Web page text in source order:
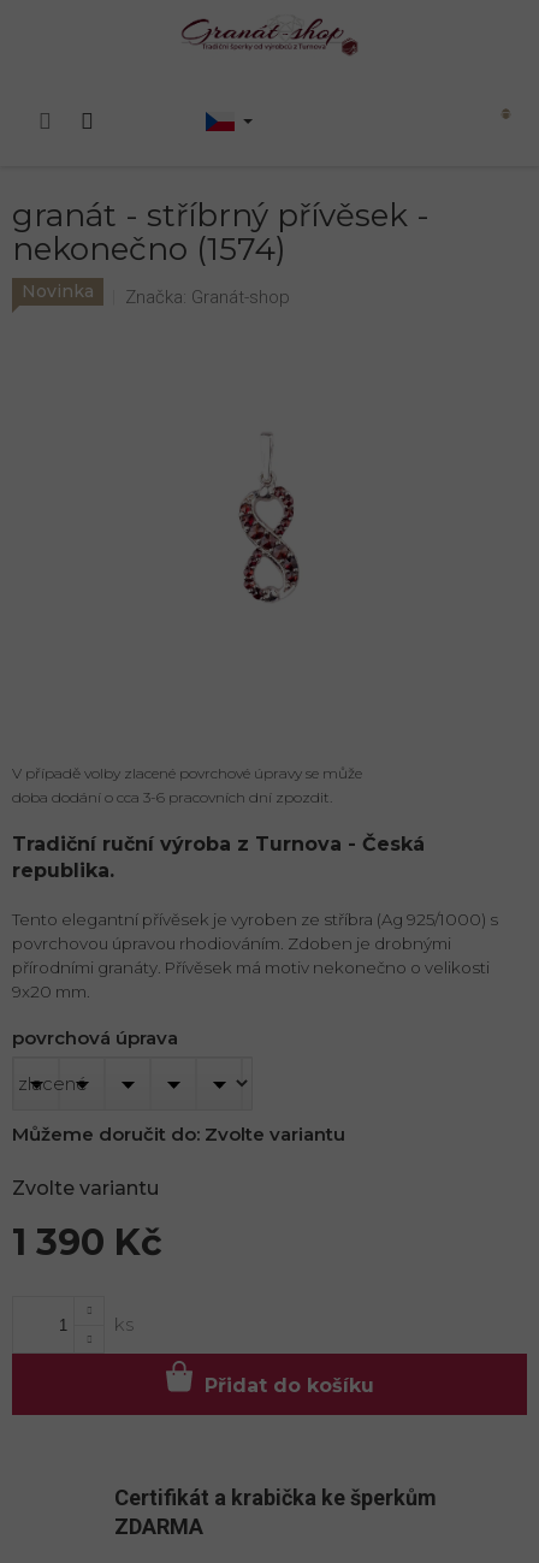
Nákupní
granát - stříbrný přívěsek -
nekonečno (1574)
Novinka Značka: Granát-shop
1 390 Kč
Zvolte variantu
povrchová úprava
Můžeme doručit do: Zvolte variantu
Přidat do košíku
V případě volby zlacené povrchové úpravy se může
doba dodání o cca 3-6 pracovních dní zpozdit.
Tradiční ruční výroba z Turnova - Česká
republika.
Tento elegantní přívěsek je vyroben ze stříbra (Ag 925/1000) s
povrchovou úpravou rhodiováním. Zdoben je drobnými
přírodními granáty. Přívěsek má motiv nekonečno o velikosti
9x20 mm.
Certifikát a krabička ke šperkům
ZDARMA